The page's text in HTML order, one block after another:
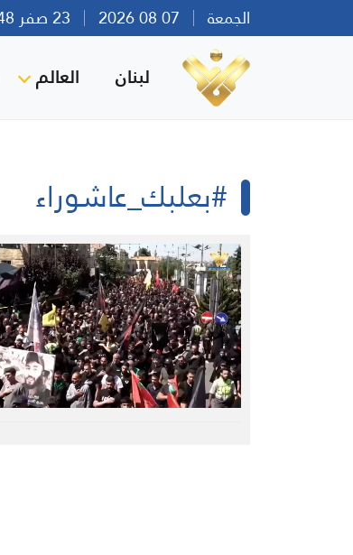
الجمعة
لبنان العالم
#بعلبك_عاشوراء